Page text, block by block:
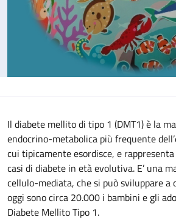
Il diabete mellito di tipo 1 (DMT1) è la
endocrino-metabolica più frequente
cui tipicamente esordisce, e
casi di diabete in età evolutiva. E’ una
cellulo-mediata, che si può sviluppare a
oggi sono circa 20.000 i bambini e gli
Diabete Mellito Tipo 1.